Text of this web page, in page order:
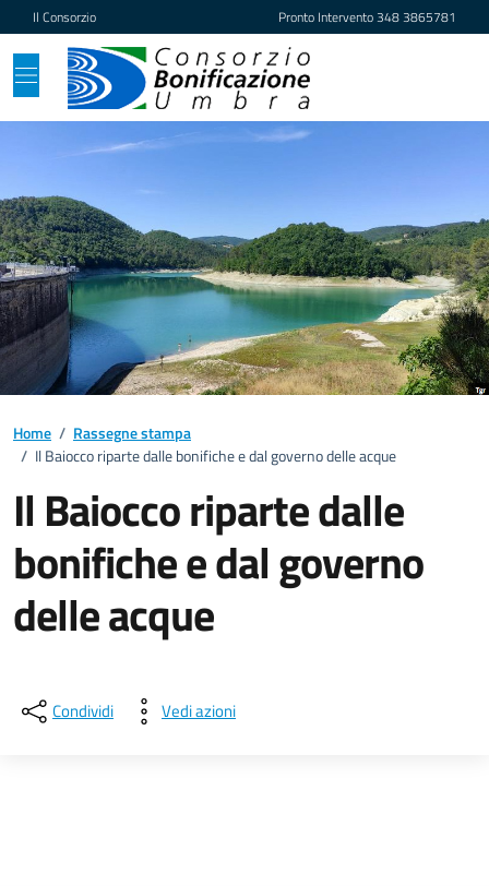
Vai ai contenuti
Vai al footer
Il Consorzio Pronto Intervento348 3865781
Home / Rassegne stampa
/ Il Baiocco riparte dalle bonifiche e dal governo delle acque
Il Baiocco riparte dalle
bonifiche e dal governo
delle acque
Condividi Vedi azioni